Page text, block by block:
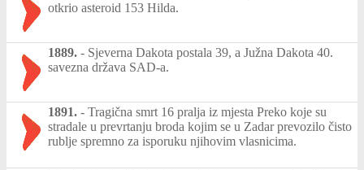
otkrio asteroid 153 Hilda.
1889. - Sjeverna Dakota postala 39, a Južna Dakota 40.
savezna država SAD-a.
1891. - Tragična smrt 16 pralja iz mjesta Preko koje su
stradale u prevrtanju broda kojim se u Zadar prevozilo čisto
rublje spremno za isporuku njihovim vlasnicima.